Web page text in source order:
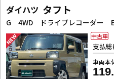
ダイハツ タフト
支払
車両本
中古車